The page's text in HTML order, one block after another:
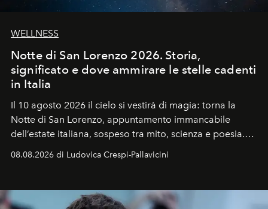
WELLNESS
Notte di San Lorenzo 2026. Storia,
significato e dove ammirare le stelle cadenti
in Italia
Il 10 agosto 2026 il cielo si vestirà di magia: torna la
Notte di San Lorenzo, appuntamento immancabile
dell’estate italiana, sospeso tra mito, scienza e poesia.
Sarà il momento in cui gli occhi si alzano verso la volta
celeste per seguire il passaggio delle
all’universo i desideri più segreti
08.08.2026 di Ludovica Crespi-Pallavicini